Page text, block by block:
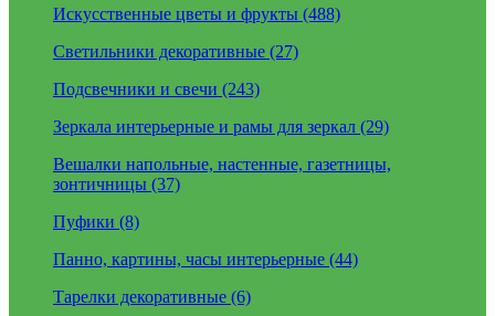
Искусственные цветы и фрукты (488)
Светильники декоративные (27)
Подсвечники и свечи (243)
Зеркала интерьерные и рамы для зеркал (29)
Вешалки напольные, настенные, газетницы,
зонтичницы (37)
Пуфики (8)
Панно, картины, часы интерьерные (44)
Тарелки декоративные (6)